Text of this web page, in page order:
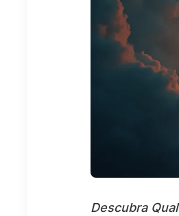
Descubra